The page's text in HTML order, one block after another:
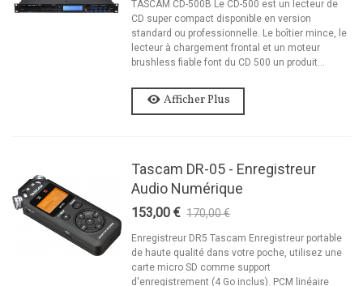
TASCAM CD-500B Le CD-500 est un lecteur de
CD super compact disponible en version
standard ou professionnelle. Le boîtier mince, le
lecteur à chargement frontal et un moteur
brushless fiable font du CD 500 un produit...
Afficher Plus
Tascam DR-05 - Enregistreur
Audio Numérique
153,00 € 170,00 €
Enregistreur DR5 Tascam Enregistreur portable
de haute qualité dans votre poche, utilisez une
carte micro SD comme support
d'enregistrement (4 Go inclus). PCM linéaire